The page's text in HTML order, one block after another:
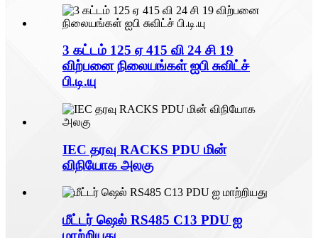
3 கட்டம் 125 ஏ 415 வி 24 சி 19
விற்பனை நிலையங்கள் ஐபி சுவிட்ச்
பி.டி.யு
IEC தரவு RACKS PDU மின்
விநியோக அலகு
மீட்டர் ஷெல் RS485 C13 PDU ஐ